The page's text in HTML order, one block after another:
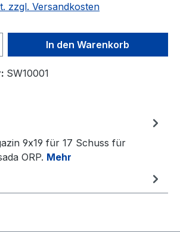
zzgl. Versandkosten
Gib den
In den Warenkorb
SW10001
9x19 für 17 Schuss für
ORP. Mehr